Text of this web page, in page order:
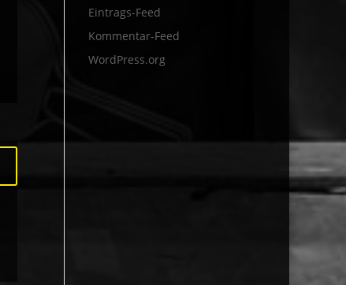
Eintrags-Feed
Kommentar-Feed
WordPress.org